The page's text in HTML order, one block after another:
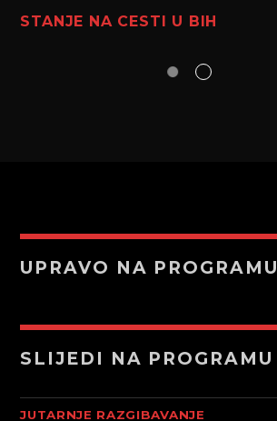
STANJE NA CESTI U BIH
UPRAVO NA PROGRAMU
SLIJEDI NA PROGRAMU
JUTARNJE RAZGIBAVANJE